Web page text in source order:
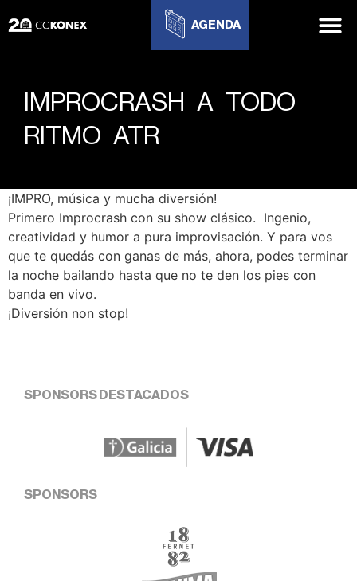
AGENDA
IMPROCRASH A TODO
RITMO ATR
¡IMPRO, música y mucha diversión!
Primero Improcrash con su show clásico. Ingenio,
creatividad y humor a pura improvisación. Y para vos
que te quedás con ganas de más, ahora, podes terminar
la noche bailando hasta que no te den los pies con
banda en vivo.
¡Diversión non stop!
SPONSORS DESTACADOS
SPONSORS